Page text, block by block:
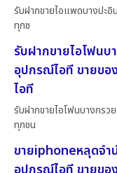
รับฝากขายไอแพดบางปะอิ
ทุกช
รับฝากขายไอโฟนบ
อุปกรณ์ไอที ขายขอ
ไอที
รับฝากขายไอโฟนบางกรว
ทุกชน
ขายiphoneหลุดจำ